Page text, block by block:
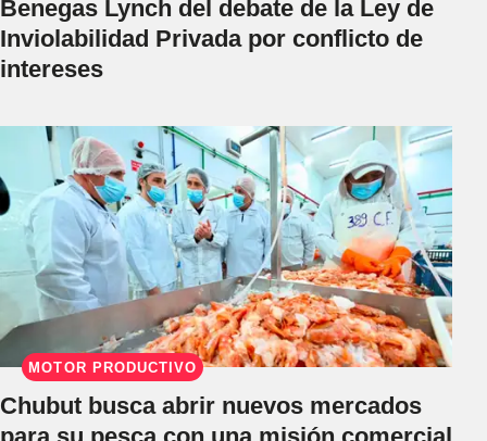
Benegas Lynch del debate de la Ley de
Inviolabilidad Privada por conflicto de
intereses
MOTOR PRODUCTIVO
Chubut busca abrir nuevos mercados